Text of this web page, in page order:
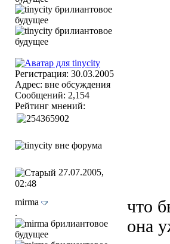
Регистрация: 30.03.2005
Адрес: вне обсуждения
Сообщений: 2,154
Рейтинг мнений:
27.07.2005,
02:48
mirma
.
что
она